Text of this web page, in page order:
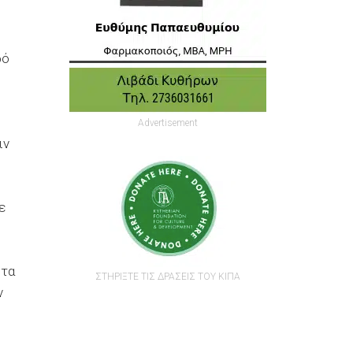
Advertisement
ΣΤΗΡΙΞΤΕ ΤΙΣ ΔΡΑΣΕΙΣ ΤΟΥ ΚΙΠΑ